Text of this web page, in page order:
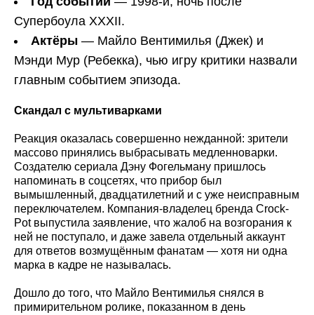
Супербоула XXXII.
Актёры — Майло Вентимилья (Джек) и
Мэнди Мур (Ребекка), чью игру критики назвали
главным событием эпизода.
Скандал с мультиварками
Реакция оказалась совершенно нежданной: зрители
массово принялись выбрасывать медленноварки.
Создателю сериала Дэну Фогельману пришлось
напоминать в соцсетях, что прибор был
вымышленный, двадцатилетний и с уже неисправным
переключателем. Компания-владелец бренда Crock-
Pot выпустила заявление, что жалоб на возгорания к
ней не поступало, и даже завела отдельный аккаунт
для ответов возмущённым фанатам — хотя ни одна
марка в кадре не называлась.
Дошло до того, что Майло Вентимилья снялся в
примирительном ролике, показанном в день